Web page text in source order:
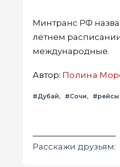
Минтранс РФ
летнем
международные.
Автор: Полина
#Дубай #Сочи #рейсы
Расскажи друзьям: